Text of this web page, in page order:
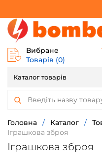
Вибране
Товарів (0)
Каталог товарів
Головна / Каталог /
Іграшкова зброя
Іграшкова зброя